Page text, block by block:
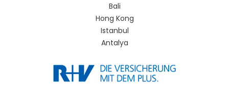
Bali
Hong Kong
Istanbul
Antalya